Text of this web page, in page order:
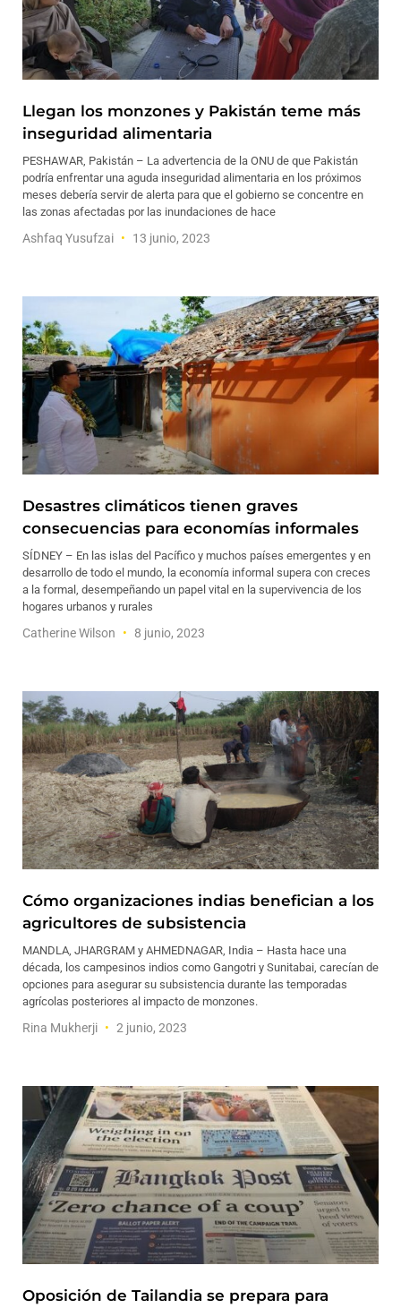
Llegan los monzones y Pakistán teme más
inseguridad alimentaria
PESHAWAR, Pakistán – La advertencia de la ONU de que Pakistán
podría enfrentar una aguda inseguridad alimentaria en los próximos
meses debería servir de alerta para que el gobierno se concentre en
las zonas afectadas por las inundaciones de hace
Ashfaq Yusufzai 13 junio, 2023
Desastres climáticos tienen graves
consecuencias para economías informales
SÍDNEY – En las islas del Pacífico y muchos países emergentes y en
desarrollo de todo el mundo, la economía informal supera con creces
a la formal, desempeñando un papel vital en la supervivencia de los
hogares urbanos y rurales
Catherine Wilson 8 junio, 2023
Cómo organizaciones indias benefician a los
agricultores de subsistencia
MANDLA, JHARGRAM y AHMEDNAGAR, India – Hasta hace una
década, los campesinos indios como Gangotri y Sunitabai, carecían de
opciones para asegurar su subsistencia durante las temporadas
agrícolas posteriores al impacto de monzones.
Rina Mukherji 2 junio, 2023
Oposición de Tailandia se prepara para